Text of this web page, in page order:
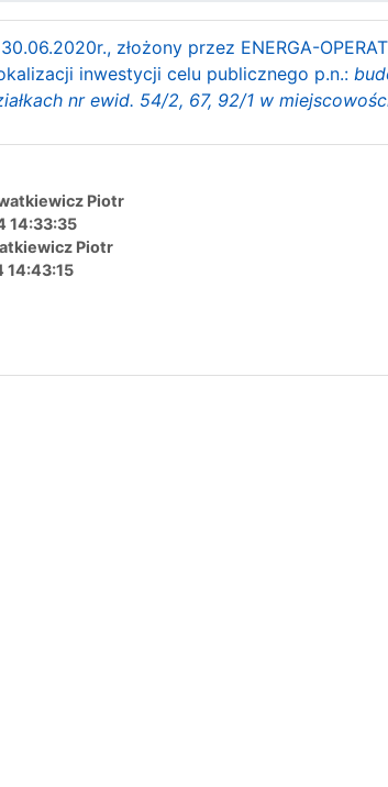
złożony przez ENERGA-
inwestycji celu publicznego p.n.:
nr ewid. 54/2, 67, 92/1 w
Piotr
14:33:35
Piotr